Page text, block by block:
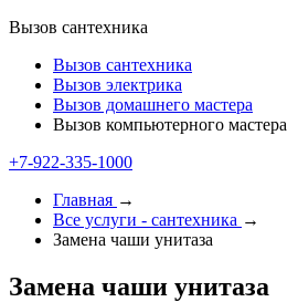
Вызов сантехника
Вызов сантехника
Вызов электрика
Вызов домашнего мастера
Вызов компьютерного мастера
+7-922-335-1000
Главная →
Все услуги - cантехника →
Замена чаши унитаза
Замена чаши унитаза